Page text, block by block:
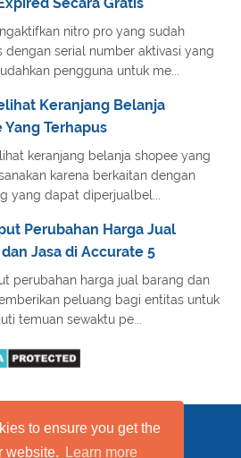
to ensure you get the
website.
Learn more
nitro pro yang sudah
dengan serial number aktivasi yang
pengguna untuk me...
Keranjang Belanja
Yang Terhapus
keranjang belanja shopee yang
karena berkaitan dengan
yang dapat diperjualbel...
Perubahan Harga Jual
Jasa di Accurate 5
perubahan harga jual barang dan
peluang bagi entitas untuk
temuan sewaktu pe...
Kebijakan Layanan